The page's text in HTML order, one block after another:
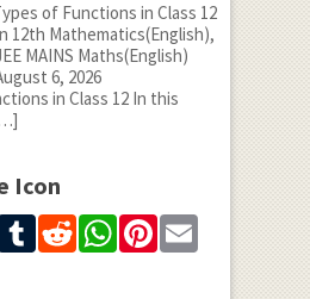
of Functions in Class 12
12th Mathematics(English),
MAINS Maths(English)
6, 2026
in Class 12 In this
Icon
Tumblr
Reddit
WhatsApp
Pinterest
Email